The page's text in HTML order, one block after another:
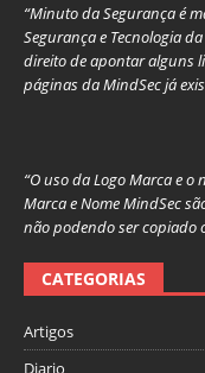
“Minuto da Segurança é
Segurança e Tecnologia
direito de apontar alguns
páginas da MindSec já
“O uso da Logo Marca e
Marca e Nome MindSec
não podendo ser copiado
CATEGORIAS
Artigos
Diario